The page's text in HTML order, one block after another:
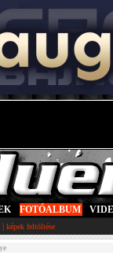
FOTÓALBUM
| képek feltöltése